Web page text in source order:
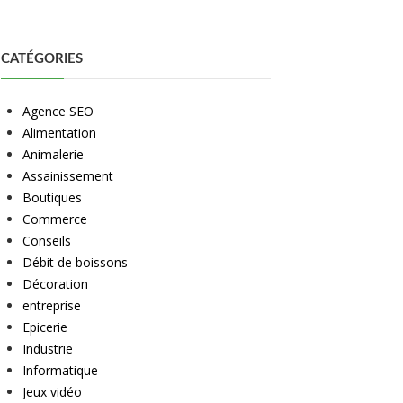
CATÉGORIES
Agence SEO
Alimentation
Animalerie
Assainissement
Boutiques
Commerce
Conseils
Débit de boissons
Décoration
entreprise
Epicerie
Industrie
Informatique
Jeux vidéo